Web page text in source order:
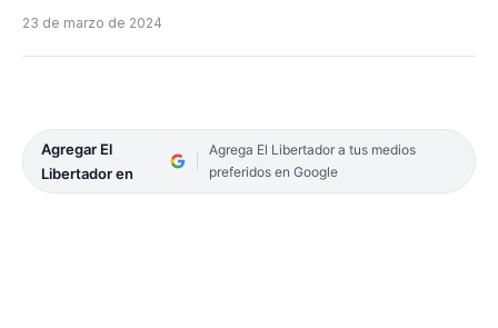
23 de marzo de 2024
Agregar El
Libertador en
Agrega El Libertador a tus medios
preferidos en Google